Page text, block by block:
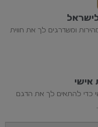
ומשדרגים לך את חווית
אישי
כדי להתאים לך את הדגם